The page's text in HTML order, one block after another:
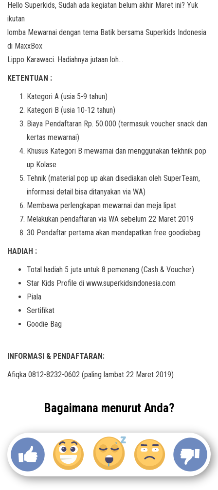
Hello Superkids, Sudah ada kegiatan belum akhir Maret ini? Yuk
ikutan
lomba Mewarnai dengan tema Batik bersama Superkids Indonesia
di MaxxBox
Lippo Karawaci. Hadiahnya jutaan loh…
KETENTUAN :
Kategori A (usia 5-9 tahun)
Kategori B (usia 10-12 tahun)
Biaya Pendaftaran Rp. 50.000 (termasuk voucher snack dan
kertas mewarnai)
Khusus Kategori B mewarnai dan menggunakan tekhnik pop
up Kolase
Tehnik (material pop up akan disediakan oleh SuperTeam,
informasi detail bisa ditanyakan via WA)
Membawa perlengkapan mewarnai dan meja lipat
Melakukan pendaftaran via WA sebelum 22 Maret 2019
30 Pendaftar pertama akan mendapatkan free goodiebag
HADIAH :
Total hadiah 5 juta untuk 8 pemenang (Cash & Voucher)
Star Kids Profile di www.superkidsindonesia.com
Piala
Sertifikat
Goodie Bag
INFORMASI & PENDAFTARAN:
Afiqka 0812-8232-0602 (paling lambat 22 Maret 2019)
Bagaimana menurut Anda?